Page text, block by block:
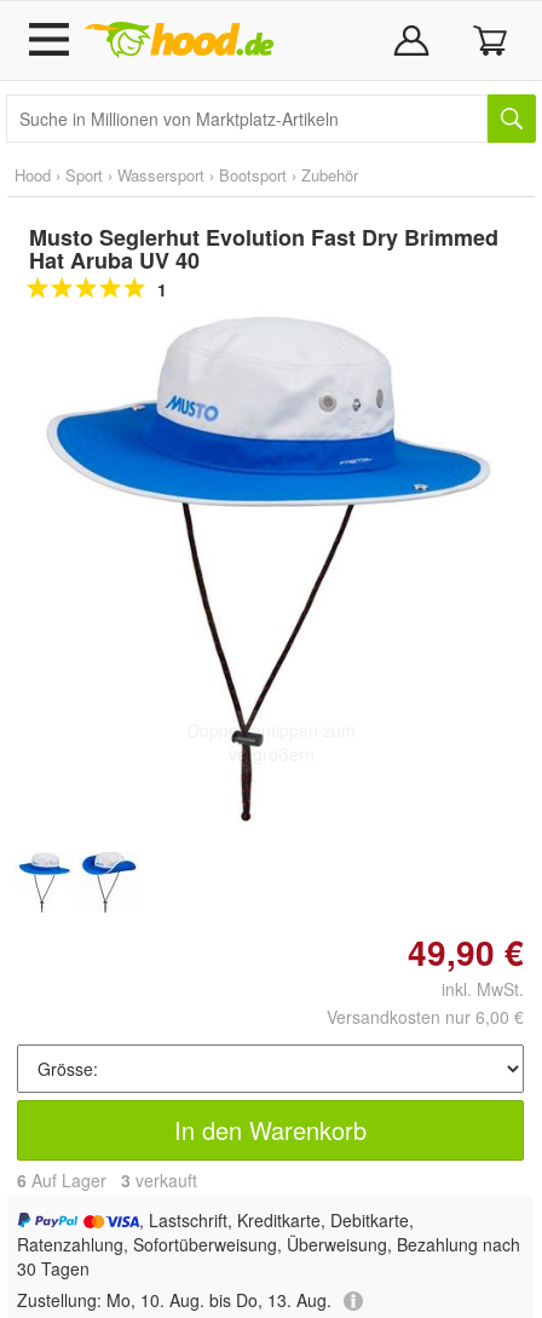
Hood › Sport › Wassersport › Bootsport › Zubehör
Musto Seglerhut Evolution Fast Dry Brimmed
Hat Aruba UV 40
1
Doppelt antippen zum
vergrößern
49,90 €
inkl. MwSt.
Versandkosten nur 6,00 €
In den Warenkorb
6 Auf Lager 3 verkauft
, Lastschrift, Kreditkarte, Debitkarte,
Ratenzahlung, Sofortüberweisung, Überweisung, Bezahlung nach
30 Tagen
Zustellung: Mo, 10. Aug. bis Do, 13. Aug.